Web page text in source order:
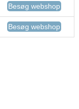
Besøg webshop
Besøg webshop